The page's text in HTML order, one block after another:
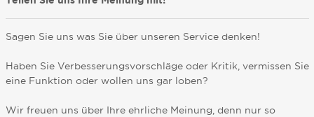
Sagen Sie uns was Sie über unseren Service denken!
Haben Sie Verbesserungsvorschläge oder Kritik, vermissen Sie
eine Funktion oder wollen uns gar loben?
Wir freuen uns über Ihre ehrliche Meinung, denn nur so